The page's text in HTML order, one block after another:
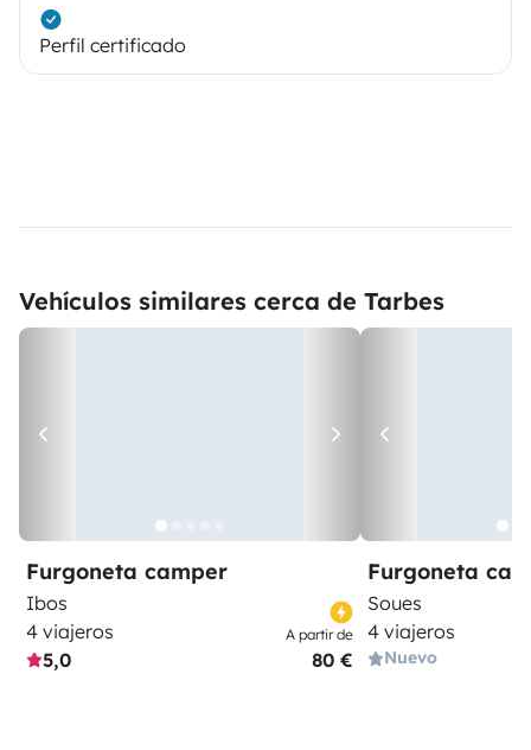
Perfil certificado
Vehículos similares cerca de Tarbes
Furgoneta camper
Ibos
4 viajeros
5,0
A partir de
80 €
Furgoneta
Soues
4 viajeros
Nuevo